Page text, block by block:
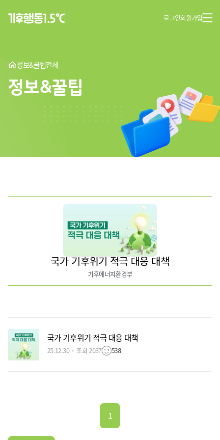
로그인회원가입
정보&꿀팁전체
정보&꿀팁
국가 기후위기 적극 대응 대책
기후에너지환경부
국가 기후위기 적극 대응 대책
25.12.30 조회 2037 538
1